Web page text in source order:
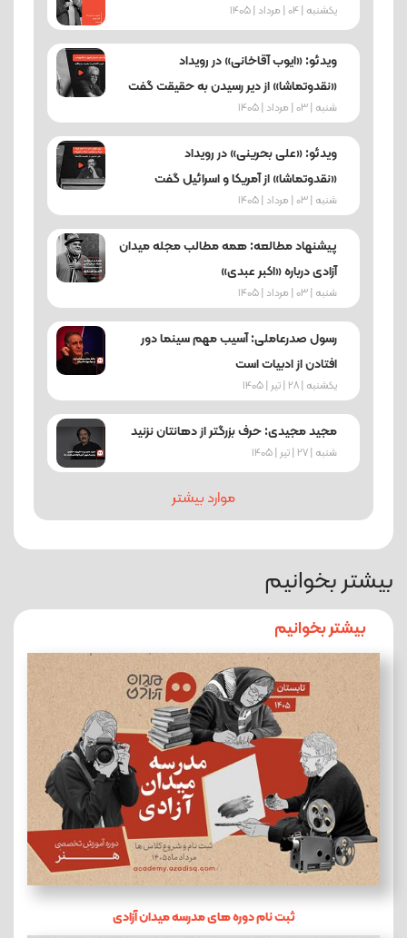
یکشنبه | 04 | مرداد | 1405
ویدئو: «ایوب آقاخانی» در رویداد
«نقدوتماشا» از دیر رسیدن به حقیقت گفت
شنبه | 03 | مرداد | 1405
ویدئو: «علی بحرینی» در رویداد
«نقدوتماشا» از آمریکا و اسرائیل گفت
شنبه | 03 | مرداد | 1405
پیشنهاد مطالعه: همه مطالب مجله میدان
آزادی درباره «اکبر عبدی»
شنبه | 03 | مرداد | 1405
رسول صدرعاملی: آسیب‌ مهم سینما دور
افتادن از ادبیات است
یکشنبه | 28 | تیر | 1405
مجید مجیدی: حرف بزرگتر از دهانتان نزنید
شنبه | 27 | تیر | 1405
موارد بیشتر
بیشتر بخوانیم
بیشتر بخوانیم
ثبت نام دوره های مدرسه میدان آزادی